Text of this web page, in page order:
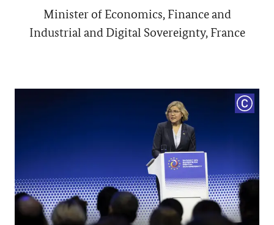
Minister of Economics, Finance and
Industrial and Digital Sovereignty, France